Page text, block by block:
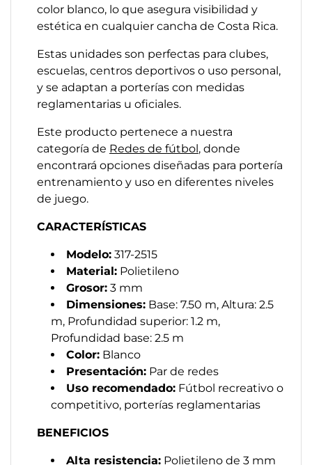
color blanco, lo que asegura visibilidad y
estética en cualquier cancha de Costa Rica.
Estas unidades son perfectas para clubes,
escuelas, centros deportivos o uso personal,
y se adaptan a porterías con medidas
reglamentarias u oficiales.
Este producto pertenece a nuestra
categoría de Redes de fútbol, donde
encontrará opciones diseñadas para portería
entrenamiento y uso en diferentes niveles
de juego.
CARACTERÍSTICAS
Modelo: 317-2515
Material: Polietileno
Grosor: 3 mm
Dimensiones: Base: 7.50 m, Altura: 2.5
m, Profundidad superior: 1.2 m,
Profundidad base: 2.5 m
Color: Blanco
Presentación: Par de redes
Uso recomendado: Fútbol recreativo o
competitivo, porterías reglamentarias
BENEFICIOS
Alta resistencia: Polietileno de 3 mm